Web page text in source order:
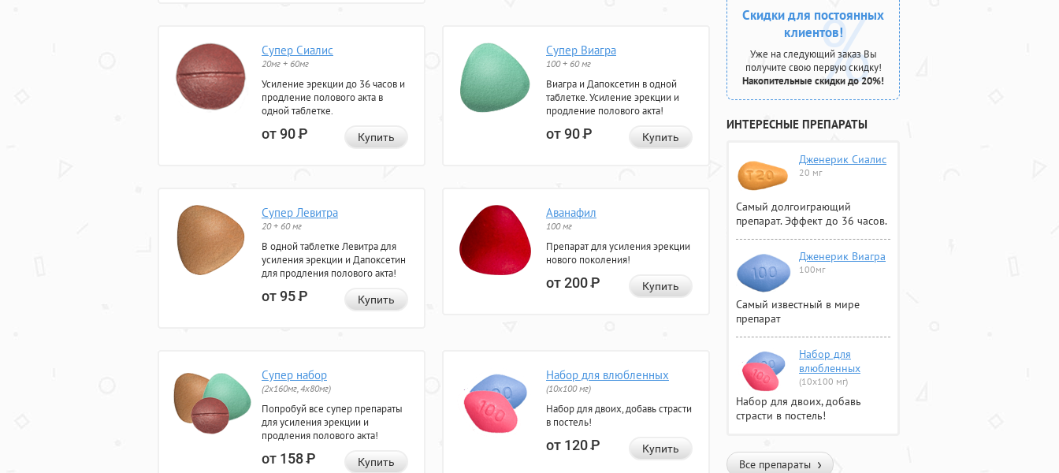
Супер Сиалис
20мг + 60мг
Усиление эрекции до 36 часов и
продление полового акта в
одной таблетке.
от 90Р Купить
Супер Виагра
100 + 60 мг
Виагра и Дапоксетин в одной
таблетке. Усиление эрекции и
продление полового акта!
от 90Р Купить
Супер Левитра
20 + 60 мг
В одной таблетке Левитра для
усиления эрекции и Дапоксетин
для продления полового акта!
от 95Р Купить
Аванафил
100 мг
Препарат для усиления эрекции
нового поколения!
от 200Р Купить
Супер набор
(2х160мг, 4х80мг)
Попробуй все супер препараты
для усиления эрекции и
продления полового акта!
от 158Р Купить
Набор для влюбленных
(10х100 мг)
Набор для двоих, добавь страсти
в постель!
от 120Р Купить
Скидки для постоянных
клиентов!
Уже на следующий заказ Вы
получите свою первую скидку!
Накопительные скидки до 20%!
ИНТЕРЕСНЫЕ ПРЕПАРАТЫ
Дженерик Сиалис
20 мг
Самый долгоиграющий
препарат. Эффект до 36 часов.
Дженерик Виагра
100мг
Самый известный в мире
препарат
Набор для
влюбленных
(10х100 мг)
Набор для двоих, добавь
страсти в постель!
Все препараты